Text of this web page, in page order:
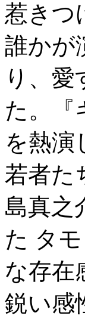
惹きつ
誰かが
り、
た。『
を熱演
若者た
島真之
た タ
な存在
鋭い感